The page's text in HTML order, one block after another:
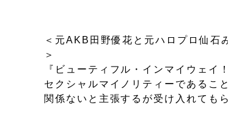
＜元AKB田野優花と元ハロプロ仙
＞
『ビューティフル・インマイウェイ
セクシャルマイノリティーであるこ
関係ないと主張するが受け入れても